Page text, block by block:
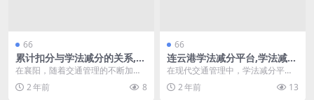
66
累计扣分与学法减分的关系,襄
阳啥时候开通学法减分(学法减
分以后累计扣分13分)
在襄阳，随着交通管理的不断加
强，学法减分政策逐渐受到关注。
近年来，累计扣分与学法...
2 年前 8
66
连云港学法减分平台,学法减分
交通咨询
在现代交通管理中，学法减分平台
成为驾驶员提升法律意识、减少交
通违法记分的重要工具...
2 年前 13